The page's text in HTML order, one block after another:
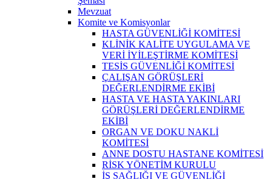
Mevzuat
Komite ve Komisyonlar
HASTA GÜVENLİĞİ KOMİTESİ
KLİNİK KALİTE UYGULAMA VE
VERİ İYİLEŞTİRME KOMİTESİ
TESİS GÜVENLİĞİ KOMİTESİ
ÇALIŞAN GÖRÜŞLERİ
DEĞERLENDİRME EKİBİ
HASTA VE HASTA YAKINLARI
GÖRÜŞLERİ DEĞERLENDİRME
EKİBİ
ORGAN VE DOKU NAKLİ
KOMİTESİ
ANNE DOSTU HASTANE KOMİTESİ
RİSK YÖNETİM KURULU
İŞ SAĞLIĞI VE GÜVENLİĞİ